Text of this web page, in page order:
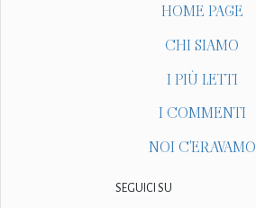
HOME PAGE
CHI SIAMO
I PIÙ LETTI
I COMMENTI
NOI C'ERAVAMO
SEGUICI SU